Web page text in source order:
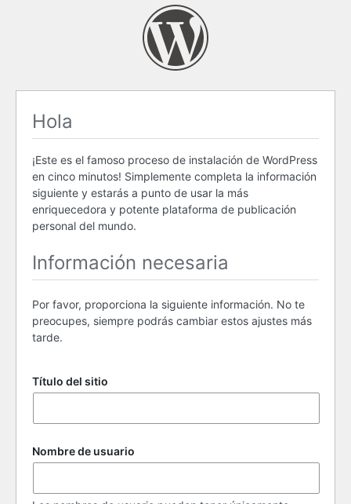
Hola
¡Este es el famoso proceso de instalación de WordPress
en cinco minutos! Simplemente completa la información
siguiente y estarás a punto de usar la más
enriquecedora y potente plataforma de publicación
personal del mundo.
Información necesaria
Por favor, proporciona la siguiente información. No te
preocupes, siempre podrás cambiar estos ajustes más
tarde.
Título del sitio
Nombre de usuario